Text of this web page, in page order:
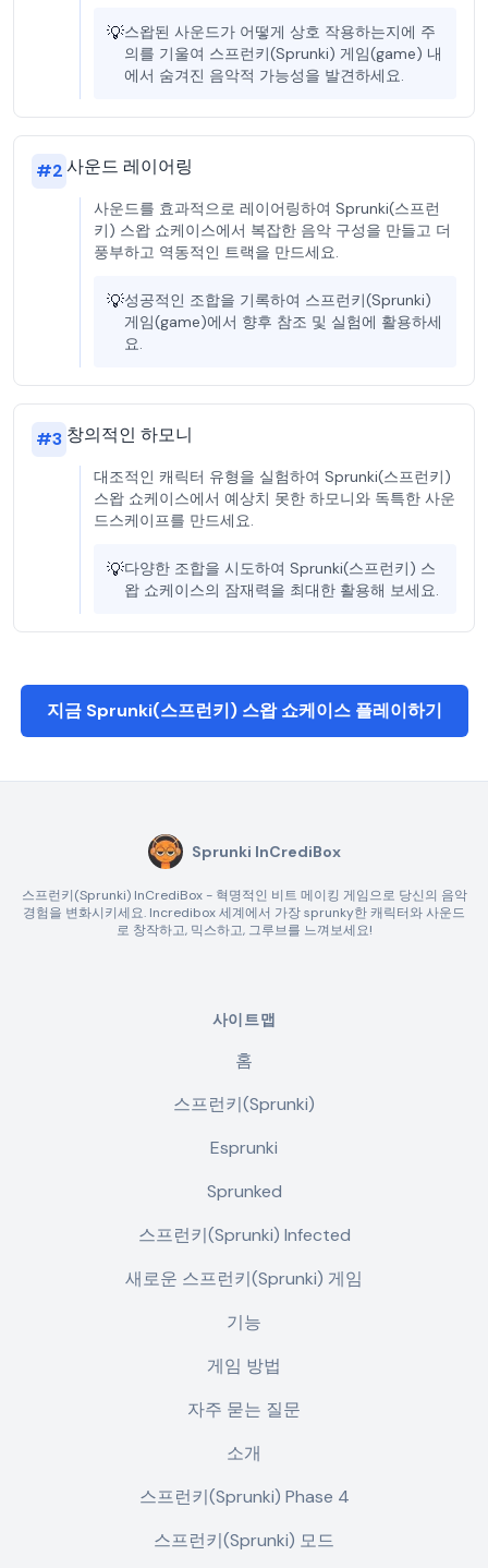
💡스왑된 사운드가 어떻게 상호 작용하는지에 주
의를 기울여 스프런키(Sprunki) 게임(game) 내
에서 숨겨진 음악적 가능성을 발견하세요.
#2사운드 레이어링
사운드를 효과적으로 레이어링하여 Sprunki(스프런
키) 스왑 쇼케이스에서 복잡한 음악 구성을 만들고 더
풍부하고 역동적인 트랙을 만드세요.
💡성공적인 조합을 기록하여 스프런키(Sprunki)
게임(game)에서 향후 참조 및 실험에 활용하세
요.
#3 창의적인 하모니
대조적인 캐릭터 유형을 실험하여 Sprunki(스프런키)
스왑 쇼케이스에서 예상치 못한 하모니와 독특한 사운
드스케이프를 만드세요.
💡다양한 조합을 시도하여 Sprunki(스프런키) 스
왑 쇼케이스의 잠재력을 최대한 활용해 보세요.
지금 Sprunki(스프런키) 스왑 쇼케이스 플레이하기
Sprunki InCrediBox
스프런키(Sprunki) InCrediBox - 혁명적인 비트 메이킹 게임으로 당신의 음악
경험을 변화시키세요. Incredibox 세계에서 가장 sprunky한 캐릭터와 사운드
로 창작하고, 믹스하고, 그루브를 느껴보세요!
사이트맵
홈
스프런키(Sprunki)
Esprunki
Sprunked
스프런키(Sprunki) Infected
새로운 스프런키(Sprunki) 게임
기능
게임 방법
자주 묻는 질문
소개
스프런키(Sprunki) Phase 4
스프런키(Sprunki) 모드